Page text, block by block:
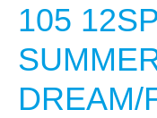
105
DREAM/